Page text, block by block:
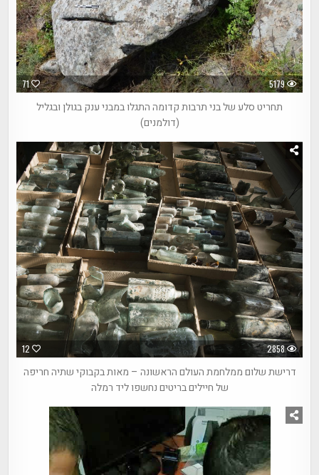
71 5179
תחריט סלע של בני תרבות קדומה התגלו במבני ענק בגולן ובגליל
(דולמנים)
12 2858
דרישת שלום ממלחמת העולם הראשונה – מאות בקבוקי שתיה חריפה
של חיילים בריטים נחשפו ליד רמלה